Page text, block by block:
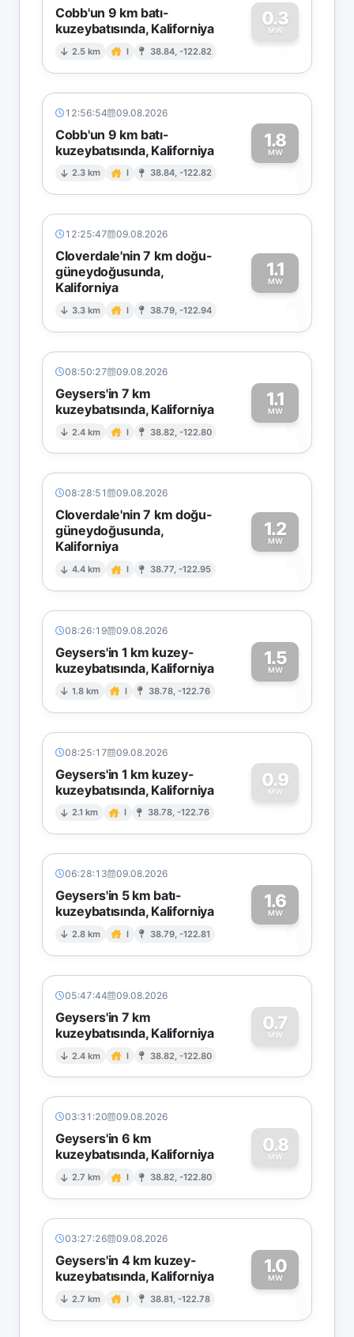
Cobb'un 9 km batı-
kuzeybatısında, Kaliforniya
2.5 km I 38.84, -122.82
0.3
MW
0
12:56:54 09.08.2026
Cobb'un 9 km batı-
kuzeybatısında, Kaliforniya
2.3 km I 38.84, -122.82
1.8
MW1
12:25:47 09.08.2026
Cloverdale'nin 7 km doğu-
güneydoğusunda,
Kaliforniya
3.3 km I 38.79, -122.94
1.1
MW
1
08:50:27 09.08.2026
Geysers'in 7 km
kuzeybatısında, Kaliforniya
2.4 km I 38.82, -122.80
1.1
MW1
08:28:51 09.08.2026
Cloverdale'nin 7 km doğu-
güneydoğusunda,
Kaliforniya
4.4 km I 38.77, -122.95
1.2
MW
1
08:26:19 09.08.2026
Geysers'in 1 km kuzey-
kuzeybatısında, Kaliforniya
1.8 km I 38.78, -122.76
1.5
MW1
08:25:17 09.08.2026
Geysers'in 1 km kuzey-
kuzeybatısında, Kaliforniya
2.1 km I 38.78, -122.76
0.9
MW
0
06:28:13 09.08.2026
Geysers'in 5 km batı-
kuzeybatısında, Kaliforniya
2.8 km I 38.79, -122.81
1.6
MW1
05:47:44 09.08.2026
Geysers'in 7 km
kuzeybatısında, Kaliforniya
2.4 km I 38.82, -122.80
0.7
MW
0
03:31:20 09.08.2026
Geysers'in 6 km
kuzeybatısında, Kaliforniya
2.7 km I 38.82, -122.80
0.8
MW
0
03:27:26 09.08.2026
Geysers'in 4 km kuzey-
kuzeybatısında, Kaliforniya
2.7 km I 38.81, -122.78
1.0
MW1